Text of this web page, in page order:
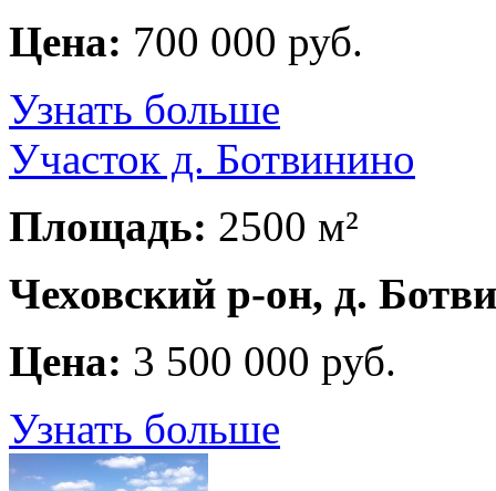
Цена: 700 000 руб.
Узнать больше
Участок д. Ботвинино
Площадь: 2500 м²
Чеховский р-он, д.
Цена: 3 500 000 руб.
Узнать больше